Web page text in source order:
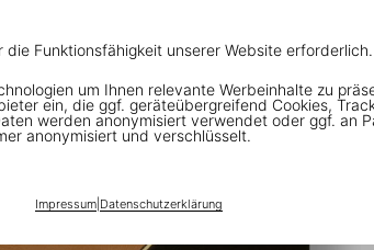
die Funktionsfähigkeit unserer Website erforderlich.
um Ihnen relevante Werbeinhalte zu
ein, die ggf. geräteübergreifend Cookies,
werden anonymisiert verwendet oder ggf. an
anonymisiert und verschlüsselt.
Impressum| Datenschutzerklärung